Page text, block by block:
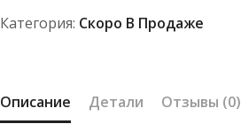
Категория: Скоро В Продаже
Описание Детали Отзывы (0)